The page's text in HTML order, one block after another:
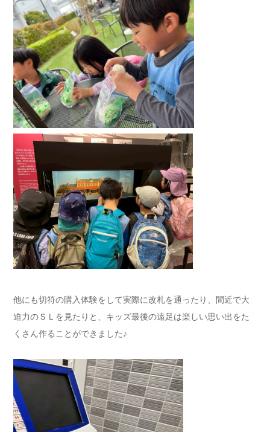
他にも切符の購入体験をして実際に改札を通ったり、間近で大
迫力のＳＬを見たりと、キッズ最後の遠足は楽しい思い出をた
くさん作ることができました♪